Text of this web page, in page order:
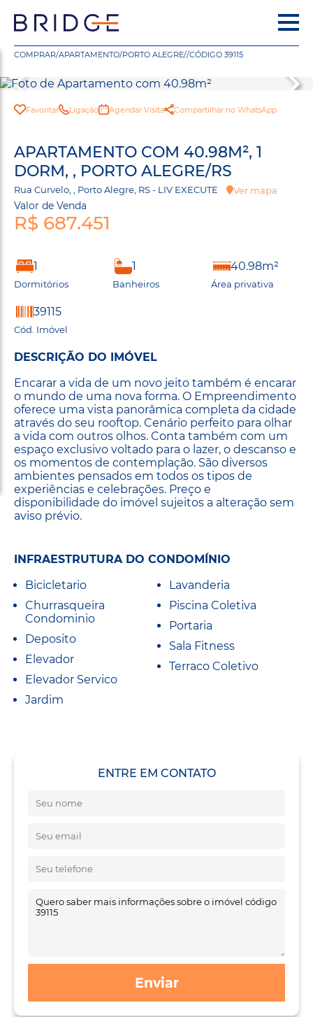
COMPRAR/APARTAMENTO/PORTO ALEGRE//CÓDIGO 39115
Favoritar Ligação Agendar Visita Compartilhar no WhatsApp
APARTAMENTO COM 40.98M², 1
DORM, , PORTO ALEGRE/RS
Rua Curvelo, , Porto Alegre, RS - LIV EXECUTE Ver mapa
Valor de Venda
R$ 687.451
1
Dormitórios
1
Banheiros
40.98m²
Área privativa
39115
Cód. Imóvel
DESCRIÇÃO DO IMÓVEL
Encarar a vida de um novo jeito também é encarar
o mundo de uma nova forma. O Empreendimento
oferece uma vista panorâmica completa da cidade
através do seu rooftop. Cenário perfeito para olhar
a vida com outros olhos. Conta também com um
espaço exclusivo voltado para o lazer, o descanso e
os momentos de contemplação. São diversos
ambientes pensados em todos os tipos de
experiências e celebrações. Preço e
disponibilidade do imóvel sujeitos a alteração sem
aviso prévio.
INFRAESTRUTURA DO CONDOMÍNIO
Bicicletario
Churrasqueira
Condominio
Deposito
Elevador
Elevador Servico
Jardim
Lavanderia
Piscina Coletiva
Portaria
Sala Fitness
Terraco Coletivo
ENTRE EM CONTATO
Enviar